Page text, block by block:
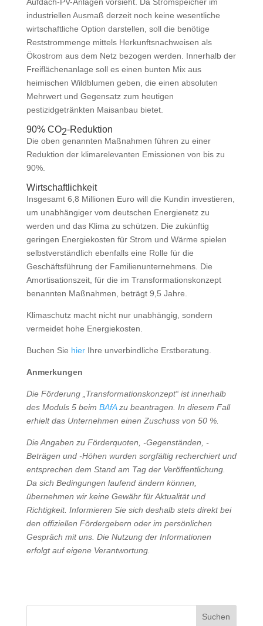
industriellen Ausmaß derzeit noch keine wesentliche
wirtschaftliche Option darstellen, soll die benötige
Reststrommenge mittels Herkunftsnachweisen als
Ökostrom aus dem Netz bezogen werden. Innerhalb der
Freiflächenanlage soll es einen bunten Mix aus
heimischen Wildblumen geben, die einen absoluten
Mehrwert und Gegensatz zum heutigen
pestizidgetränkten Maisanbau bietet.
90% CO2-Reduktion
Die oben genannten Maßnahmen führen zu einer
Reduktion der klimarelevanten Emissionen von bis zu
90%.
Wirtschaftlichkeit
Insgesamt 6,8 Millionen Euro will die Kundin investieren,
um unabhängiger vom deutschen Energienetz zu
werden und das Klima zu schützen. Die zukünftig
geringen Energiekosten für Strom und Wärme spielen
selbstverständlich ebenfalls eine Rolle für die
Geschäftsführung der Familienunternehmens. Die
Amortisationszeit, für die im Transformationskonzept
benannten Maßnahmen, beträgt 9,5 Jahre.
Klimaschutz macht nicht nur unabhängig, sondern
vermeidet hohe Energiekosten.
Buchen Sie hierIhre unverbindliche Erstberatung.
Anmerkungen
Die Förderung „Transformationskonzept“ ist innerhalb
des Moduls 5 beim BAfAzu beantragen. In diesem Fall
erhielt das Unternehmen einen Zuschuss von 50 %.
Die Angaben zu Förderquoten, -Gegenständen, -
Beträgen und -Höhen wurden sorgfältig recherchiert und
entsprechen dem Stand am Tag der Veröffentlichung.
Da sich Bedingungen laufend ändern können,
übernehmen wir keine Gewähr für Aktualität und
Richtigkeit. Informieren Sie sich deshalb stets direkt bei
den offiziellen Fördergebern oder im persönlichen
Gespräch mit uns. Die Nutzung der Informationen
erfolgt auf eigene Verantwortung.
Suchen